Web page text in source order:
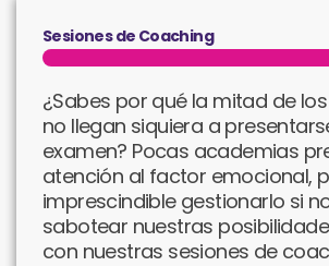
Sesiones de Coaching
¿Sabes por qué la mitad de
no llegan siquiera a
examen? Pocas academias
atención al factor emocional,
imprescindible gestionarlo si
sabotear nuestras
con nuestras sesiones de